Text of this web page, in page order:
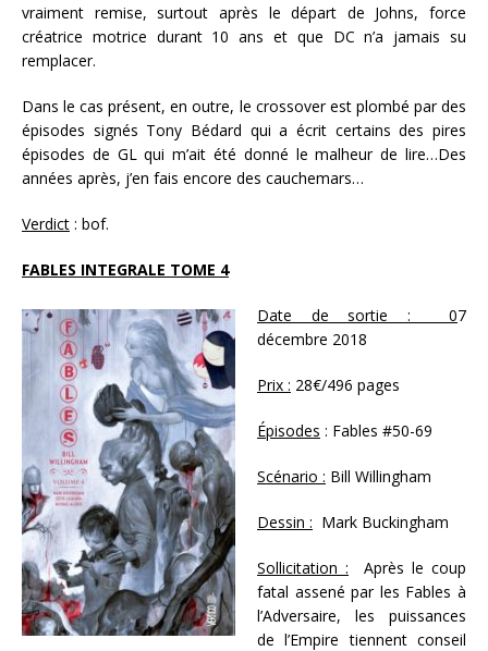
vraiment remise, surtout après le départ de Johns, force
créatrice motrice durant 10 ans et que DC n’a jamais su
remplacer.
Dans le cas présent, en outre, le crossover est plombé par des
épisodes signés Tony Bédard qui a écrit certains des pires
épisodes de GL qui m’ait été donné le malheur de lire…Des
années après, j’en fais encore des cauchemars…
Verdict : bof.
FABLES INTEGRALE TOME 4
Date de sortie : 07
décembre 2018
Prix : 28€/496 pages
Épisodes : Fables #50-69
Scénario : Bill Willingham
Dessin : Mark Buckingham
Sollicitation : Après le coup
fatal assené par les Fables à
l’Adversaire, les puissances
de l’Empire tiennent conseil